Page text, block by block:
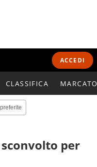
ACCEDI
CLASSIFICA
per